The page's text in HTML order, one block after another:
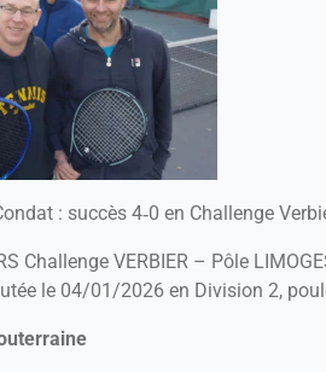
: succès 4‑0 en Challenge
Challenge VERBIER – Pôle
le 04/01/2026 en Division 2,